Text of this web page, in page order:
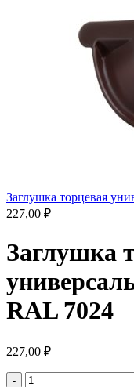
Заглушка торцевая
227,00 ₽
Заглушка
RAL 7024
227,00 ₽